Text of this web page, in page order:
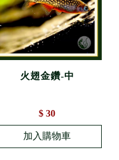
火翅金鑽-中
$ 30